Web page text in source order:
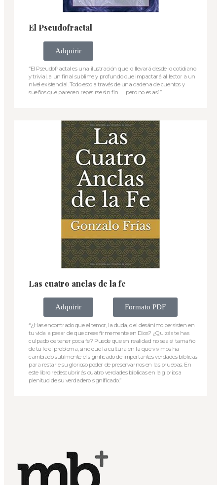
El Pseudofractal
Adquirir
“El Pseudofractal es una ilustración que lo llevará desde lo cotidiano
y trivial, a un final sublime y profundo que impactará al lector a un
nivel existencial. Todo esto a través de una cadena de cuentos y
sueños que parecen repetirse sin fin . . . pero no es así.”
Las cuatro anclas de la fe
Adquirir Formato PDF
“¿Has encontrado que el temor, la duda, o el desánimo persisten en
tu vida a pesar de que crees firmemente en Dios? ¿Quizás te has
culpado de tener poca fe? Puede que en realidad no sea el tamaño
de tu fe el problema, sino que la cultura en la que vivimos ha
cambiado sutilmente el significado de importantes verdades bíblicas
para restarle su glorioso poder de preservarnos en las pruebas. En
este libro redescubrirás cuatro verdades bíblicas en la gloriosa
plenitud de su verdadero significado.”